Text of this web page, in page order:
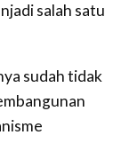
salah satu
sudah tidak